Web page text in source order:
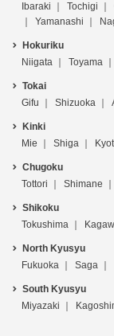
Ibaraki
Tochigi
Yamanashi
Hokuriku
Niigata
Toyama
Tokai
Gifu
Shizuoka
Kinki
Mie
Shiga
Chugoku
Tottori
Shimane
Shikoku
Tokushima
North Kyusyu
Fukuoka
Saga
South Kyusyu
Miyazaki